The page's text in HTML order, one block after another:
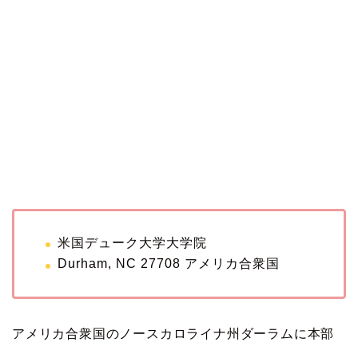
米国デューク大学大学院
Durham, NC 27708 アメリカ合衆国
アメリカ合衆国のノースカロライナ州ダーラムに本部